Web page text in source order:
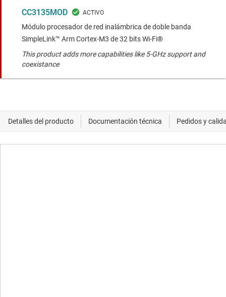
CC3135MOD
Módulo procesador de red inalámbrica de doble banda
SimpleLink™ Arm Cortex-M3 de 32 bits Wi-Fi®
This product adds more capabilities like 5-GHz support and
coexistance